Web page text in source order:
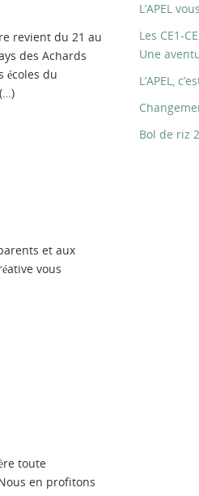
revient du 21 au
des Achards
écoles du
et aux
vous
toute
en profitons
L’APEL
Les CE1-
Une
L’APEL,
Bol de riz